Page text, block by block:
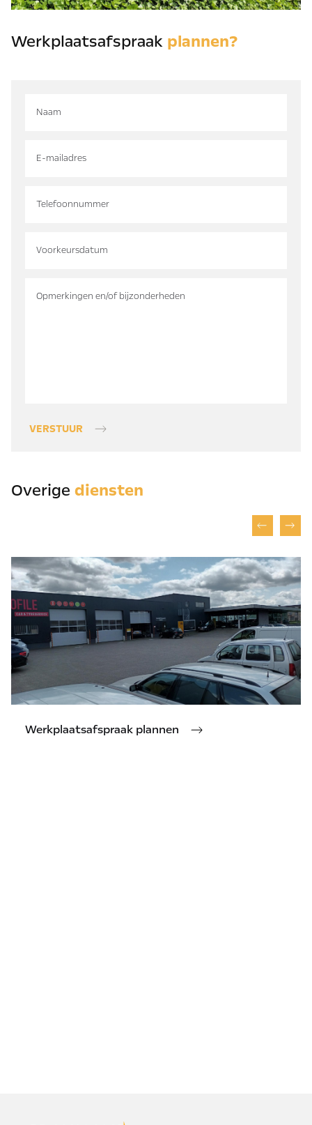
Werkplaatsafspraak plannen?
VERSTUUR
Overigediensten
Werkplaatsafspraak plannen